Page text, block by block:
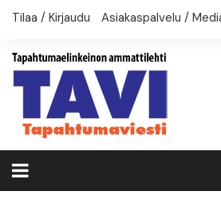
Skip
Tilaa / Kirjaudu Asiakaspalvelu /